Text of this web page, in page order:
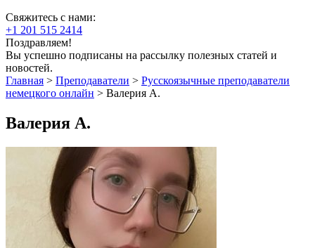
Свяжитесь с нами:
+1 201 515 2414
Поздравляем!
Вы успешно подписаны на рассылку полезных статей и
новостей.
Главная > Преподаватели > Русскоязычные преподаватели
немецкого онлайн > Валерия А.
Валерия А.